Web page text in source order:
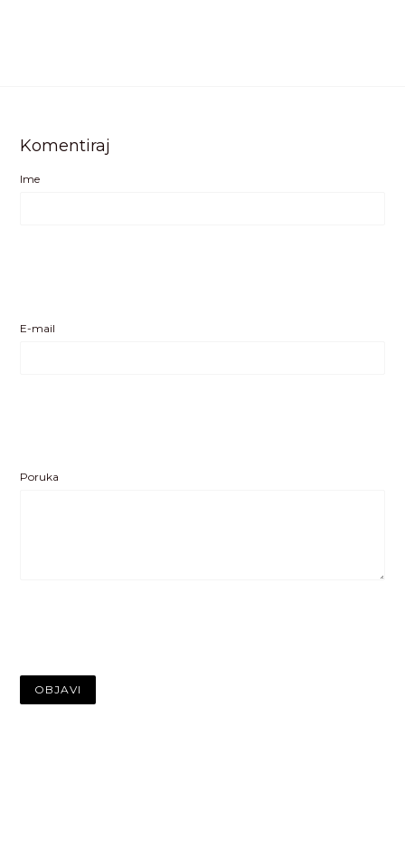
Komentiraj
Ime
E-mail
Poruka